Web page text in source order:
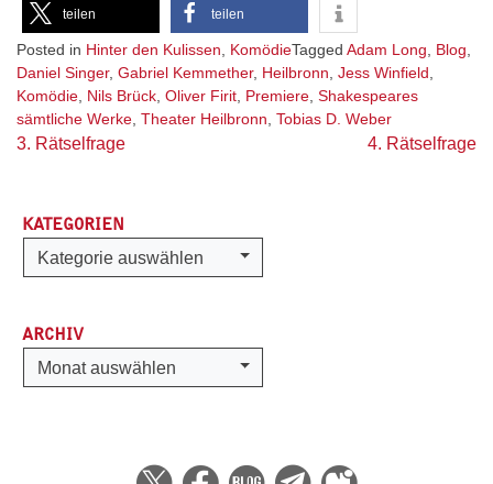
teilen teilen
Posted in Hinter den Kulissen KomödieTagged Adam Long Blog
Daniel Singer, Gabriel Kemmether, Heilbronn Jess Winfield
Komödie Nils Brück Oliver Firit Premiere Shakespeares
sämtliche Werke Theater Heilbronn Tobias D. Weber
Beitragsnavigation
3. Rätselfrage 4. Rätselfrage
KATEGORIEN
Kategorien
Kategorie auswählen
ARCHIV
Archiv
Monat auswählen